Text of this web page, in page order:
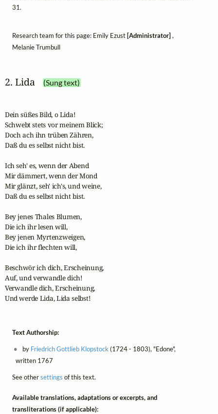
31.
Research team for this page: Emily Ezust [Administrator] ,
Melanie Trumbull
2. Lida (Sung text)
Dein süßes Bild, o Lida!
Schwebt stets vor meinem Blick;
Doch ach ihn trüben Zähren,
Daß du es selbst nicht bist.
Ich seh' es, wenn der Abend
Mir dämmert, wenn der Mond
Mir glänzt, seh' ich's, und weine,
Daß du es selbst nicht bist.
Bey jenes Thales Blumen,
Die ich ihr lesen will,
Bey jenen Myrtenzweigen,
Die ich ihr flechten will,
Beschwör ich dich, Erscheinung,
Auf, und verwandle dich!
Verwandle dich, Erscheinung,
Und werde Lida, Lida selbst!
Text Authorship:
by Friedrich Gottlieb Klopstock (1724 - 1803), "Edone",
written 1767
See othersettings of this text.
Available translations, adaptations or excerpts, and
transliterations (if applicable):